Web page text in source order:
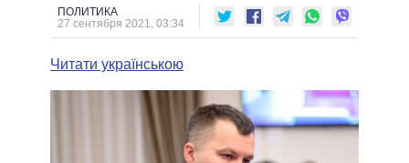
ГЛАВЫ ОБЛАДМИНИСТРАЦИЙ
МЭРЫ
ВСЕ ПЕРСОНЫ
СРАВНЕНИЕ ПОЛИТИКОВ
ПОЛИТИКА
27 сентября 2021, 03:34
Читати українською